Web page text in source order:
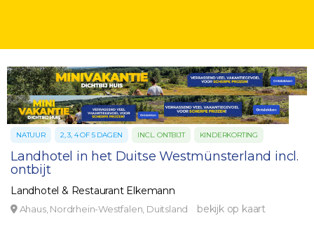
NATUUR 2, 3, 4 OF 5 DAGEN INCL. ONTBIJT KINDERKORTING
Landhotel in het Duitse Westmünsterland incl.
ontbijt
Landhotel & Restaurant Elkemann
Ahaus, Nordrhein-Westfalen, Duitsland bekijk op kaart